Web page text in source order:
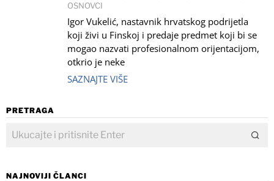
OSNOVCI
Igor Vukelić, nastavnik hrvatskog podrijetla
koji živi u Finskoj i predaje predmet koji bi se
mogao nazvati profesionalnom orijentacijom,
otkrio je neke
SAZNAJTE VIŠE
PRETRAGA
NAJNOVIJI ČLANCI